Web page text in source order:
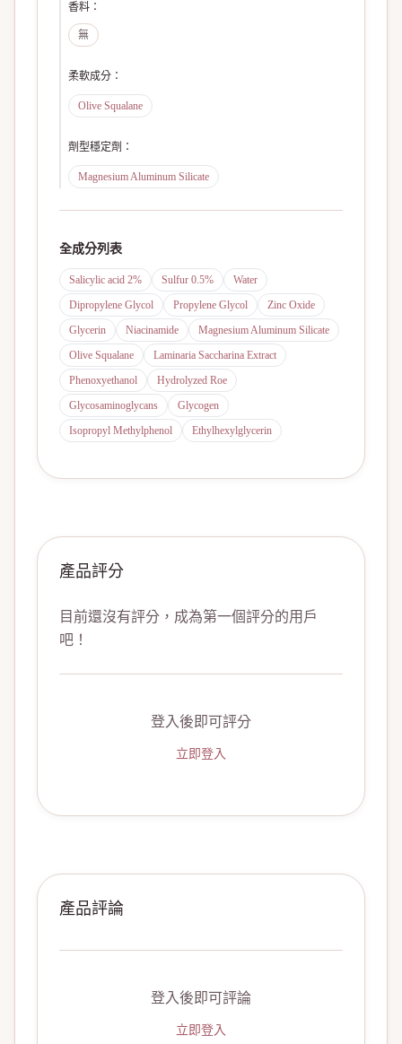
香料 ：
無
柔軟成分 ：
Olive Squalane
劑型穩定劑 ：
Magnesium Aluminum Silicate
全成分列表
Salicylic acid 2% Sulfur 0.5%
Water
Dipropylene Glycol
Propylene Glycol
Zinc Oxide
Glycerin
Niacinamide
Magnesium Aluminum Silicate
Olive Squalane
Laminaria Saccharina Extract
Phenoxyethanol
Hydrolyzed Roe
Glycosaminoglycans
Glycogen
Isopropyl Methylphenol
Ethylhexylglycerin
產品評分
目前還沒有評分，成為第一個評分的用戶
吧！
登入後即可評分
立即登入
產品評論
登入後即可評論
立即登入